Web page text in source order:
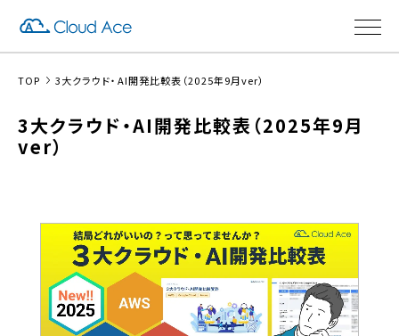
TOP 3大クラウド・AI開発比較表（2025年9月ver）
3大クラウド・AI開発比較表（2025年9月
ver）